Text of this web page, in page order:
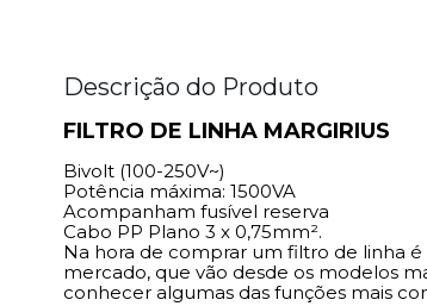
Descrição do Produto
FILTRO DE LINHA MARGIRIUS
Bivolt (100-250V~)
Potência máxima: 1500VA
Acompanham fusível reserva
Cabo PP Plano 3 x 0,75mm².
Na hora de comprar um filtro de linha
mercado, que vão desde os modelos
conhecer algumas das funções mais